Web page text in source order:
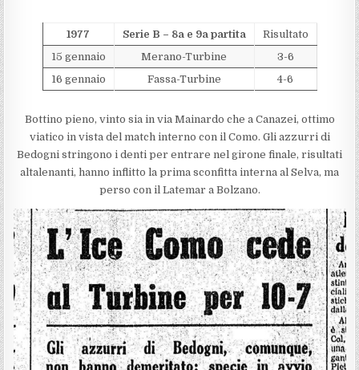
1977 Serie B – 8a e 9a partita
Risultato
15 gennaio
Merano-Turbine
3-6
16 gennaio
Fassa-Turbine 4-6
Bottino pieno, vinto sia in via Mainardo che a Canazei, ottimo
viatico in vista del match interno con il Como. Gli azzurri di
Bedogni stringono i denti per entrare nel girone finale, risultati
altalenanti, hanno inflitto la prima sconfitta interna al Selva, ma
perso con il Latemar a Bolzano.